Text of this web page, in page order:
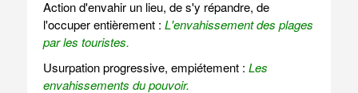
Action d'envahir un lieu, de s'y répandre, de
l'occuper entièrement : L'envahissement des plages
par les touristes.
Usurpation progressive, empiétement : Les
envahissements du pouvoir.